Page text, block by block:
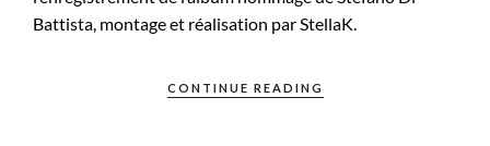
Battista, montage et réalisation par StellaK.
CONTINUE READING